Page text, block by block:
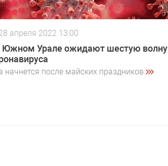
апреля 2022 13:00
Южном Урале ожидают шестую волну
начнется после майских праздников.